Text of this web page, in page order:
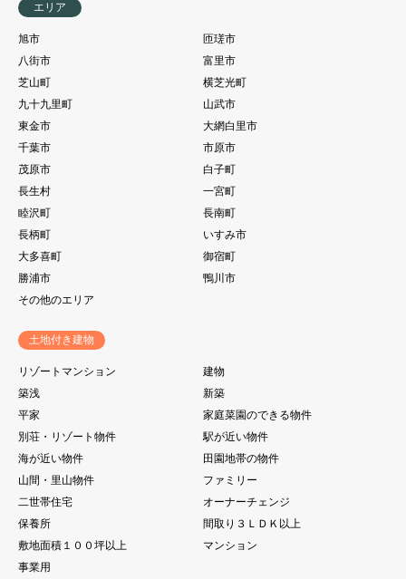
エリア
旭市
匝瑳市
八街市
富里市
芝山町
横芝光町
九十九里町
山武市
東金市
大網白里市
千葉市
市原市
茂原市
白子町
長生村
一宮町
睦沢町
長南町
長柄町
いすみ市
大多喜町
御宿町
勝浦市
鴨川市
その他のエリア
土地付き建物
リゾートマンション
建物
築浅
新築
平家
家庭菜園のできる物件
別荘・リゾート物件
駅が近い物件
海が近い物件
田園地帯の物件
山間・里山物件
ファミリー
二世帯住宅
オーナーチェンジ
保養所
間取り３ＬＤＫ以上
敷地面積１００坪以上
マンション
事業用